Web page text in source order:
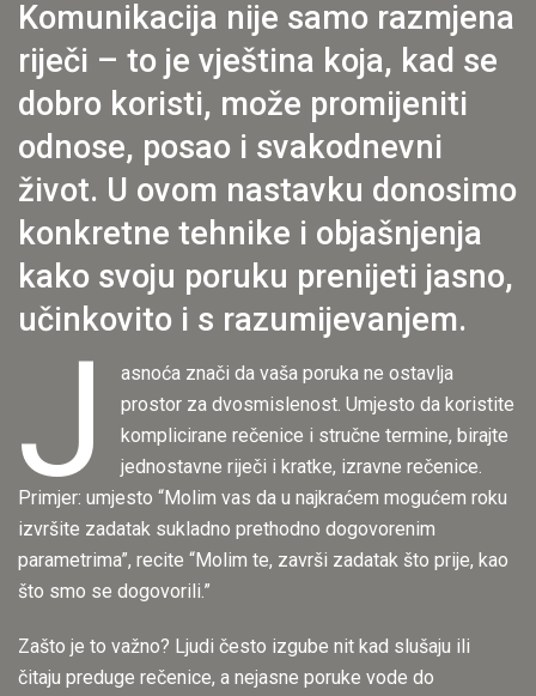
Komunikacija nije samo razmjena
riječi – to je vještina koja, kad se
dobro koristi, može promijeniti
odnose, posao i svakodnevni
život. U ovom nastavku donosimo
konkretne tehnike i objašnjenja
kako svoju poruku prenijeti jasno,
učinkovito i s razumijevanjem.
J
asnoća znači da vaša poruka ne ostavlja
prostor za dvosmislenost. Umjesto da koristite
komplicirane rečenice i stručne termine, birajte
jednostavne riječi i kratke, izravne rečenice.
Primjer: umjesto “Molim vas da u najkraćem mogućem roku
izvršite zadatak sukladno prethodno dogovorenim
parametrima”, recite “Molim te, završi zadatak što prije, kao
što smo se dogovorili.”
Zašto je to važno? Ljudi često izgube nit kad slušaju ili
čitaju preduge rečenice, a nejasne poruke vode do